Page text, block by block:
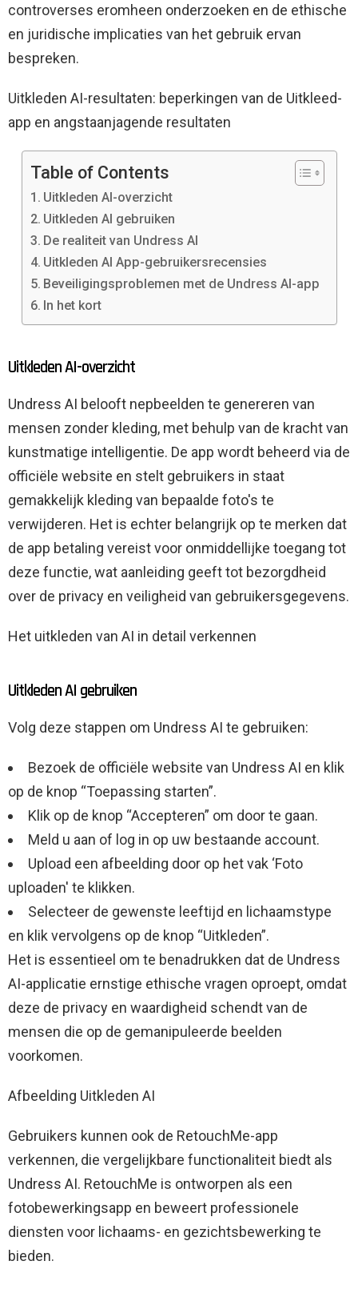
controverses eromheen onderzoeken en de ethische
en juridische implicaties van het gebruik ervan
bespreken.
Uitkleden AI-resultaten: beperkingen van de Uitkleed-
app en angstaanjagende resultaten
Table of Contents
Uitkleden AI-overzicht
Uitkleden AI gebruiken
De realiteit van Undress AI
Uitkleden AI App-gebruikersrecensies
Beveiligingsproblemen met de Undress AI-app
In het kort
Uitkleden AI-overzicht
Undress AI belooft nepbeelden te genereren van
mensen zonder kleding, met behulp van de kracht van
kunstmatige intelligentie. De app wordt beheerd via de
officiële website en stelt gebruikers in staat
gemakkelijk kleding van bepaalde foto's te
verwijderen. Het is echter belangrijk op te merken dat
de app betaling vereist voor onmiddellijke toegang tot
deze functie, wat aanleiding geeft tot bezorgdheid
over de privacy en veiligheid van gebruikersgegevens.
Het uitkleden van AI in detail verkennen
Uitkleden AI gebruiken
Volg deze stappen om Undress AI te gebruiken:
Bezoek de officiële website van Undress AI en klik
op de knop “Toepassing starten”.
Klik op de knop “Accepteren” om door te gaan.
Meld u aan of log in op uw bestaande account.
Upload een afbeelding door op het vak ‘Foto
uploaden' te klikken.
Selecteer de gewenste leeftijd en lichaamstype
en klik vervolgens op de knop “Uitkleden”.
Het is essentieel om te benadrukken dat de Undress
AI-applicatie ernstige ethische vragen oproept, omdat
deze de privacy en waardigheid schendt van de
mensen die op de gemanipuleerde beelden
voorkomen.
Afbeelding Uitkleden AI
Gebruikers kunnen ook de RetouchMe-app
verkennen, die vergelijkbare functionaliteit biedt als
Undress AI. RetouchMe is ontworpen als een
fotobewerkingsapp en beweert professionele
diensten voor lichaams- en gezichtsbewerking te
bieden.